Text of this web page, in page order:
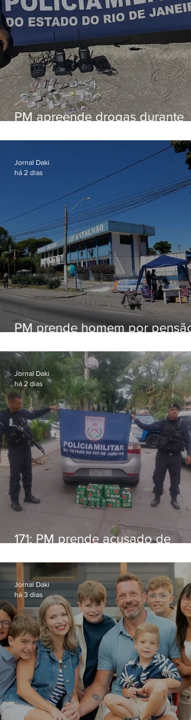
PM apreende drogas durante
PM prende homem por pensão
Jornal Daki
há 2 dias
171: PM prende acusado de
Niterói
Jornal Daki
há 2 dias
Jornal Daki
há 3 dias